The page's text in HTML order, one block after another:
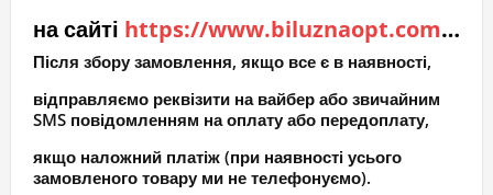
на сайті https://www.biluznaopt.com.ua
Після збору замовлення, якщо все є в наявності,
відправляємо реквізити на вайбер або звичайним
SMS повідомленням на оплату або передоплату,
якщо наложний платіж (при наявності усього
замовленого товару ми не телефонуємо).